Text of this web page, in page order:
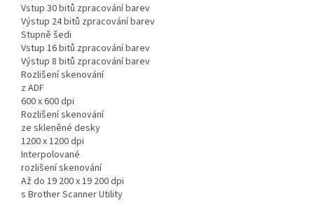
Vstup 30 bitů zpracování barev
Výstup 24 bitů zpracování barev
Stupně šedi
Vstup 16 bitů zpracování barev
Výstup 8 bitů zpracování barev
Rozlišení skenování
z ADF
600 x 600 dpi
Rozlišení skenování
ze skleněné desky
1200 x 1200 dpi
Interpolované
rozlišení skenování
Až do 19 200 x 19 200 dpi
s Brother Scanner Utility